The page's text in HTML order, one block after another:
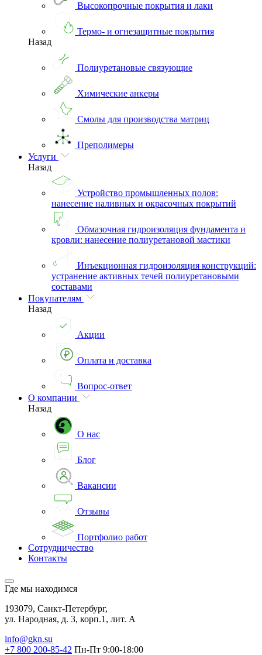
Высокопрочные покрытия и лаки
Термо- и огнезащитные покрытия
Назад
Полиуретановые связующие
Химические анкеры
Смолы для производства матриц
Преполимеры
Услуги
Назад
Устройство промышленных полов:
нанесение наливных и окрасочных покрытий
Обмазочная гидроизоляция фундамента и
кровли: нанесение полиуретановой мастики
Инъекционная гидроизоляция конструкций:
устранение активных течей полиуретановыми
составами
Покупателям
Назад
Акции
Оплата и доставка
Вопрос-ответ
О компании
Назад
О нас
Блог
Вакансии
Отзывы
Портфолио работ
Сотрудничество
Контакты
Где мы находимся
193079, Санкт-Петербург,
ул. Народная, д. 3, корп.1, лит. А
info@gkn.su
+7 800 200-85-42 Пн-Пт 9:00-18:00